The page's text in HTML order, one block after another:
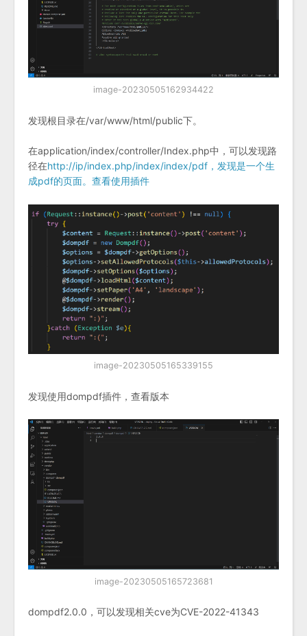
image-20230505162934422
发现根目录在/var/www/html/public下。
在application/index/controller/Index.php中，可以发现路
径在http://ip/index.php/index/index/pdf，发现是一个生
成pdf的页面。查看使用插件
image-20230505165339155
发现使用dompdf插件，查看版本
image-20230505165723681
dompdf2.0.0，可以发现相关cve为CVE-2022-41343